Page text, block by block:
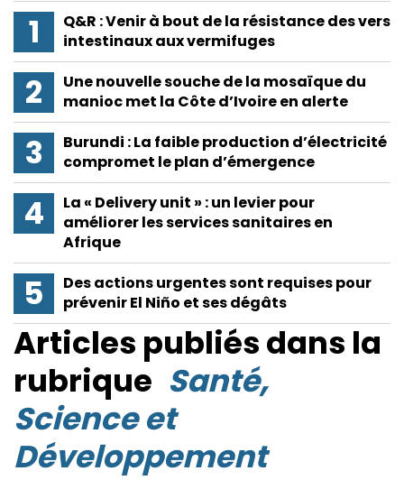
Articles publiés dans la
rubrique Santé,
Science et
Développement
Q&R : Venir à bout de la résistance des vers
intestinaux aux vermifuges
Une nouvelle souche de la mosaïque du
manioc met la Côte d’Ivoire en alerte
Burundi : La faible production d’électricité
compromet le plan d’émergence
La « Delivery unit » : un levier pour
améliorer les services sanitaires en
Afrique
Des actions urgentes sont requises pour
prévenir El Niño et ses dégâts